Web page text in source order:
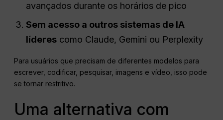
avançados durante os horários de pico
Sem acesso a outros sistemas de IA
líderes como Claude, Gemini ou Perplexity
Para usuários que precisam de diferentes modelos para
escrever, codificar, pesquisar, imagens e vídeo, isso pode
se tornar restritivo.
Uma alternativa com